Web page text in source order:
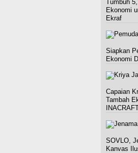
Tumbuh
Ekonomi
Ekraf
Siapkan
Ekonomi
Capaian
Tambah
SOVLO,
Kanvas